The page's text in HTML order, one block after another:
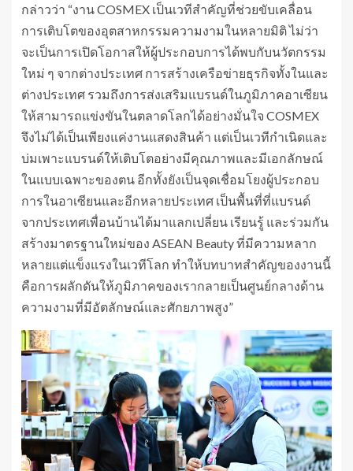
กล่าวว่า “งาน COSMEX เป็นเวทีสำคัญที่ช่วยขับเคลื่อน
การเติบโตของอุตสาหกรรมความงามในหลายมิติ ไม่ว่า
จะเป็นการเปิดโอกาสให้ผู้ประกอบการได้พบกับนวัตกรรม
ใหม่ ๆ จากต่างประเทศ การสร้างเครือข่ายธุรกิจทั้งในและ
ต่างประเทศ รวมถึงการส่งเสริมแบรนด์ในภูมิภาคอาเซียน
ให้สามารถแข่งขันในตลาดโลกได้อย่างมั่นใจ COSMEX
จึงไม่ได้เป็นเพียงแค่งานแสดงสินค้า แต่เป็นเวทีกำเนิดและ
บ่มเพาะแบรนด์ให้เติบโตอย่างมีคุณภาพและมีเอกลักษณ์
ในแบบเฉพาะของตน อีกทั้งยังเป็นจุดเชื่อมโยงผู้ประกอบ
การในอาเซียนและอีกหลายประเทศ เป็นพื้นที่ที่แบรนด์
จากประเทศเพื่อนบ้านได้มาแลกเปลี่ยน เรียนรู้ และร่วมกัน
สร้างมาตรฐานใหม่ของ ASEAN Beauty ที่มีความหลาก
หลายแต่แข็งแรงในเวทีโลก ทำให้บทบาทสำคัญของงานนี้
คือการผลักดันให้ภูมิภาคของเรากลายเป็นศูนย์กลางด้าน
ความงามที่มีอัตลักษณ์และศักยภาพสูง”